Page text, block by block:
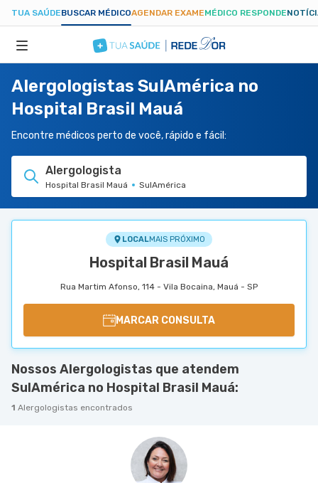
TUA SAÚDEBUSCAR MÉDICOAGENDAR EXAMEMÉDICO RESPONDE
ESPECIALIDADES
HOSPITAIS
TUASAUDE.COM
Alergologistas SulAmérica no
Hospital Brasil Mauá
Encontre médicos perto de você, rápido e fácil:
Alergologista
Hospital Brasil Mauá SulAmérica
LOCALMAIS PRÓXIMO
Hospital Brasil Mauá
Rua Martim Afonso, 114 - Vila Bocaina, Mauá - SP
MARCAR CONSULTA
Nossos Alergologistas que atendem
SulAmérica no Hospital Brasil Mauá:
1 Alergologistas encontrados